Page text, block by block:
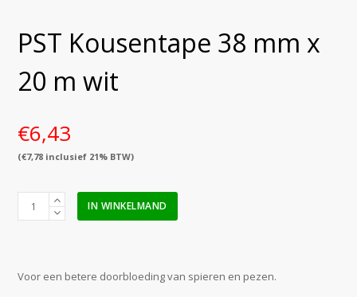
PST Kousentape 38 mm x
20 m wit
€6,43
(€7,78 inclusief 21% BTW)
Kousentape
20
IN WINKELMAND
Voor een betere doorbloeding van spieren en pezen.